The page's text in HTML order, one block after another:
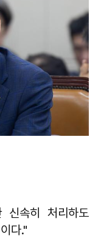
신속히 처리하도
다."